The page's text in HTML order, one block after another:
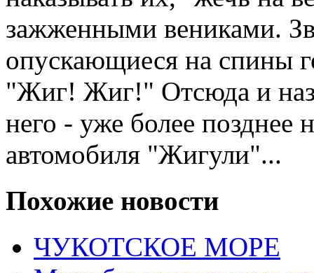
зажженными вениками.
опускающиеся на спины
"Жиг! Жиг!" Отсюда и
него - уже более позднее
автомобиля "Жигули"...
Похожие новости
ЧУКОТСКОЕ МОРЕ